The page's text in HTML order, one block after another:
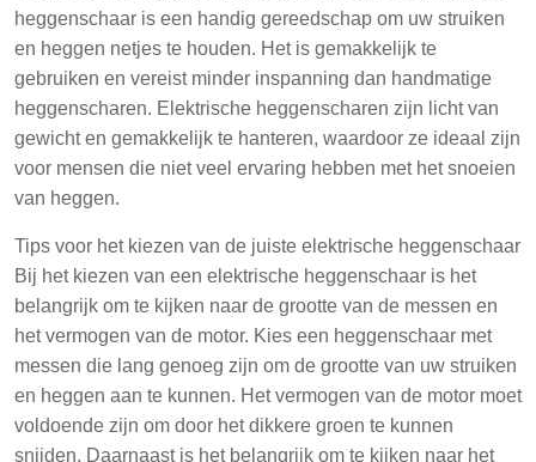
heggenschaar is een handig gereedschap om uw struiken
en heggen netjes te houden. Het is gemakkelijk te
gebruiken en vereist minder inspanning dan handmatige
heggenscharen. Elektrische heggenscharen zijn licht van
gewicht en gemakkelijk te hanteren, waardoor ze ideaal zijn
voor mensen die niet veel ervaring hebben met het snoeien
van heggen.
Tips voor het kiezen van de juiste elektrische heggenschaar
Bij het kiezen van een elektrische heggenschaar is het
belangrijk om te kijken naar de grootte van de messen en
het vermogen van de motor. Kies een heggenschaar met
messen die lang genoeg zijn om de grootte van uw struiken
en heggen aan te kunnen. Het vermogen van de motor moet
voldoende zijn om door het dikkere groen te kunnen
snijden. Daarnaast is het belangrijk om te kijken naar het